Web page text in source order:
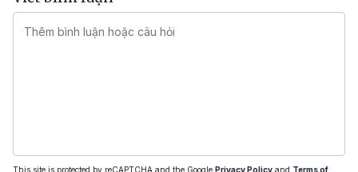
This site is protected by reCAPTCHA and the Google Privacy Policy and Terms of